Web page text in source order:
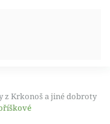
z Krkonoš a jiné dobroty